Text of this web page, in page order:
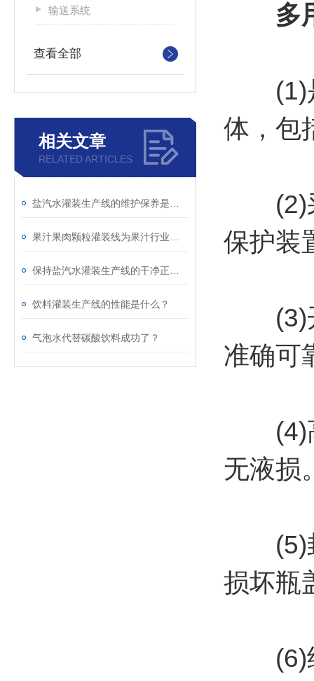
输送系统
查看全部
相关文章
RELATED ARTICLES
饮料灌装生产线的性能是什么？
气泡水代替碳酸饮料成功了？
多
(1)是
体，包
(2)采
保护装
(3)开
准确可
(4)高
无液损
(5)封
损坏瓶
(6)结